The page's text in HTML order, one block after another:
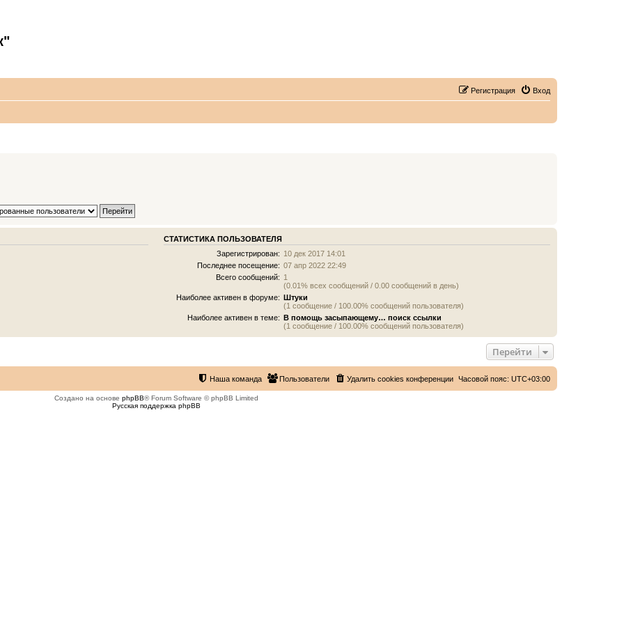
Вход
Регистрация
СТАТИСТИКА ПОЛЬЗОВАТЕЛЯ
Зарегистрирован: 10 дек 2017 14:01
Последнее посещение: 07 апр 2022 22:49
Всего сообщений: 1
(0.01% всех сообщений / 0.00 сообщений в день)
Наиболее активен в форуме: Штуки
(1 сообщение / 100.00% сообщений пользователя)
Наиболее активен в теме: В помощь засыпающему… поиск ссылки
(1 сообщение / 100.00% сообщений пользователя)
Перейти
Часовой пояс: UTC+03:00
Удалить cookies конференции
Пользователи
Наша команда
Создано на основе phpBB® Forum Software © phpBB Limited
Русская поддержка phpBB